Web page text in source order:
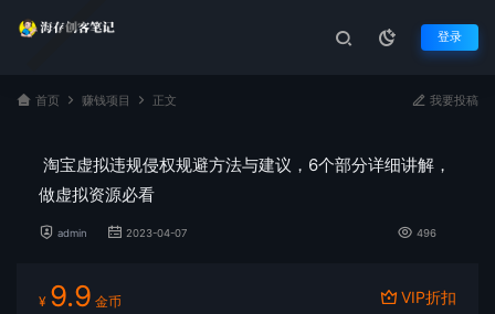
登录
首页 赚钱项目 正文 我要投稿
淘宝虚拟违规侵权规避方法与建议，6个部分详细讲解，
做虚拟资源必看
admin 2023-04-07 496
¥ 9.9 金币 VIP折扣